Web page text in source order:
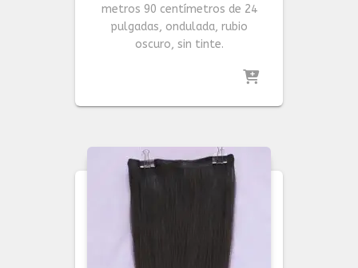
metros 90 centímetros de 24
pulgadas, ondulada, rubio
oscuro, sin tinte.